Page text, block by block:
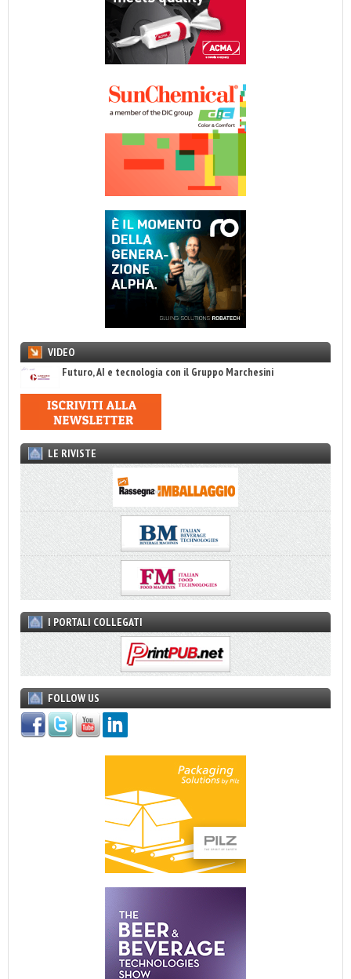
VIDEO
Futuro, AI e tecnologia con il Gruppo Marchesini
LE RIVISTE
I PORTALI COLLEGATI
FOLLOW US